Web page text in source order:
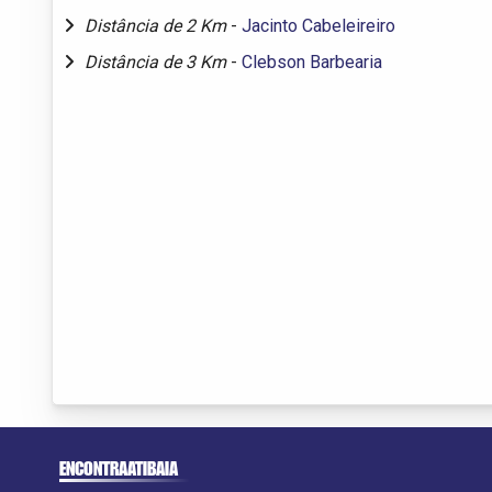
Distância de 2 Km - Jacinto Cabeleireiro
Distância de 3 Km - Clebson Barbearia
ENCONTRAATIBAIA